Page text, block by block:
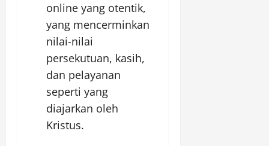
online yang otentik,
yang mencerminkan
nilai-nilai
persekutuan, kasih,
dan pelayanan
seperti yang
diajarkan oleh
Kristus.